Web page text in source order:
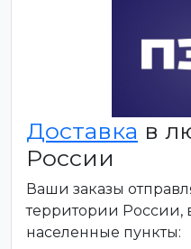
Доставка в
России
Ваши заказы
территории
населенные пункты: